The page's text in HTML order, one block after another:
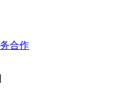
合作